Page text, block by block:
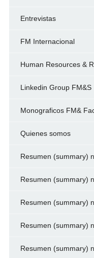
Entrevistas
FM Internacional
Human Resources &
Linkedin Group FM&S
Monograficos FM&
Quienes somos
Resumen (summary)
Resumen (summary)
Resumen (summary)
Resumen (summary)
Resumen (summary)